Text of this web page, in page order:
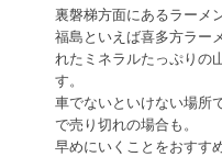
裏磐梯方面にあるラーメ
福島といえば喜多方ラー
れたミネラルたっぷりの
す。
車でないといけない場所
で売り切れの場合も。
早めにいくことをおすす